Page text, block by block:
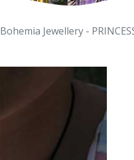
Bohemia Jewellery -